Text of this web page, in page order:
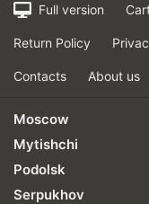
Full version
Return Policy
Contacts About us
Moscow
Mytishchi
Podolsk
Serpukhov